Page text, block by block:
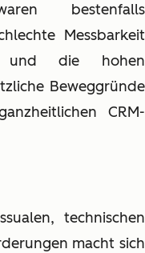
bestenfalls
Messbarkeit
und die hohen
Beweggründe
CRM-
technischen
macht sich